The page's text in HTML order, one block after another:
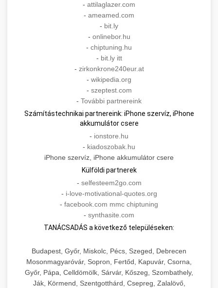
- attilaglazer.com
- ameamed.com
- bit.ly
- onlinebor.hu
- chiptuning.hu
- bit.ly itt
- zirkonkrone240eur.at
- wikipedia.org
- szeptest.com
- További partnereink
Számítástechnikai partnereink: iPhone szervíz, iPhone
akkumulátor csere
- ionstore.hu
- kiadoszobak.hu
iPhone szervíz, iPhone akkumulátor csere
Külföldi partnerek
- selfesteem2go.com
- i-love-motivational-quotes.org
- facebook.com mmc chiptuning
- synthasite.com
TANÁCSADÁS a következő településeken:
Budapest, Győr, Miskolc, Pécs, Szeged, Debrecen
Mosonmagyaróvár, Sopron, Fertőd, Kapuvár, Csorna,
Győr, Pápa, Celldömölk, Sárvár, Kőszeg, Szombathely,
Ják, Körmend, Szentgotthárd, Csepreg, Zalalövő,